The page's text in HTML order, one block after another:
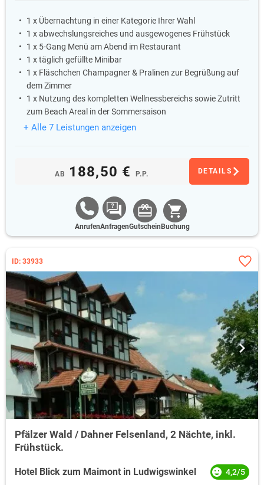
1 x Übernachtung in einer Kategorie Ihrer Wahl
1 x abwechslungsreiches und ausgewogenes Frühstück
1 x 5-Gang Menü am Abend im Restaurant
1 x täglich gefüllte Minibar
1 x Fläschchen Champagner & Pralinen zur Begrüßung auf
dem Zimmer
1 x Nutzung des kompletten Wellnessbereichs sowie Zutritt
zum Beach Areal in der Sommersaison
+ Alle 7 Leistungen anzeigen
AB 188,50 € P.P. DETAILS
AnrufenAnfragenGutschein Buchung
ID: 33933
Pfälzer Wald / Dahner Felsenland, 2 Nächte, inkl.
Frühstück.
Hotel Blick zum Maimont in Ludwigswinkel 4,2/5